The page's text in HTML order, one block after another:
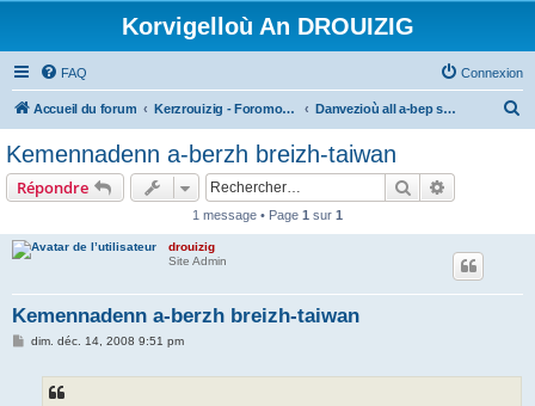
Korvigelloù An DROUIZIG
FAQ Connexion
Accueil du forum Kerzrouizig - Foromoù An Drouizig Danvezioù all a-bep seurt
Kemennadenn a-berzh breizh-taiwan
Répondre Rechercher
1 message • Page 1 sur 1
drouizig
Site Admin
Kemennadenn a-berzh breizh-taiwan
Mdim. déc. 14, 2008 9:51 pm